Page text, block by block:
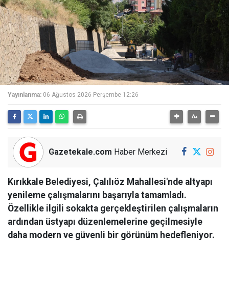
Yayınlanma: 06 Ağustos 2026 Perşembe 12:26
Gazetekale.com Haber Merkezi
Kırıkkale Belediyesi, Çalılıöz Mahallesi'nde altyapı
yenileme çalışmalarını başarıyla tamamladı.
Özellikle ilgili sokakta gerçekleştirilen çalışmaların
ardından üstyapı düzenlemelerine geçilmesiyle
daha modern ve güvenli bir görünüm hedefleniyor.